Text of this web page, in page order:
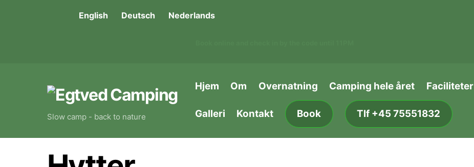
English Deutsch Nederlands
Slow camp - back to nature
Hjem Om Overnatning Camping hele året Faciliteter
Galleri Kontakt Book Tlf +45 75551832